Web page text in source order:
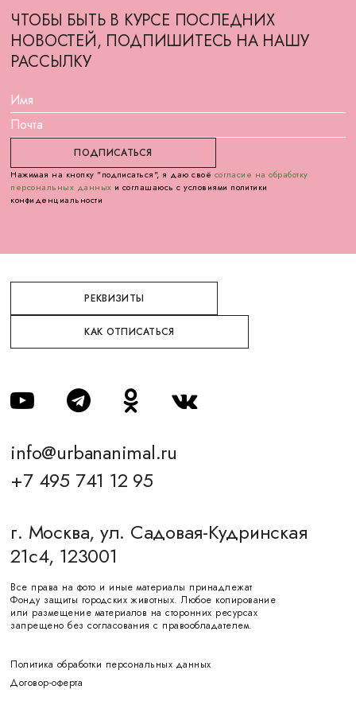
ЧТОБЫ БЫТЬ В КУРСЕ ПОСЛЕДНИХ
НОВОСТЕЙ, ПОДПИШИТЕСЬ НА НАШУ
РАССЫЛКУ
Нажимая на кнопку "подписаться", я даю своё согласие на обработку
персональных данных и соглашаюсь с условиями политики
конфиденциальности
РЕКВИЗИТЫ
КАК ОТПИСАТЬСЯ
info@urbananimal.ru
+7 495 741 12 95
г. Москва, ул. Садовая-Кудринская
21с4, 123001
Все права на фото и иные материалы принадлежат
Фонду защиты городских животных. Любое копирование
или размещение материалов на сторонних ресурсах
запрещено без согласования с правообладателем.
Политика обработки персональных данных
Договор-оферта